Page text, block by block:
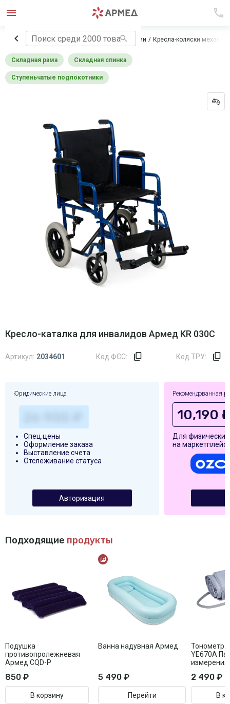
Главная Технические средства реабилитации Кресла-коляски
Складная рама Складная спинка
Ступеньчатые подлокотники
Кресло-каталка для инвалидов Армед KR 030C
Артикул: 2034601 Код ФСС: Код ТРУ:
Юридические лица
Спец.цены
Оформление заказа
Выставление счета
Отслеживание статуса
Авторизация
Рекомендованная
10,190
Для
на
Подходящие продукты
Подушка
противопролежневая
Армед CQD-P
850 ₽
В корзину
Ванна надувная Армед
5 490 ₽
Перейти
Тонометр
YE670A Память на 74
измерения
2 490 ₽
В